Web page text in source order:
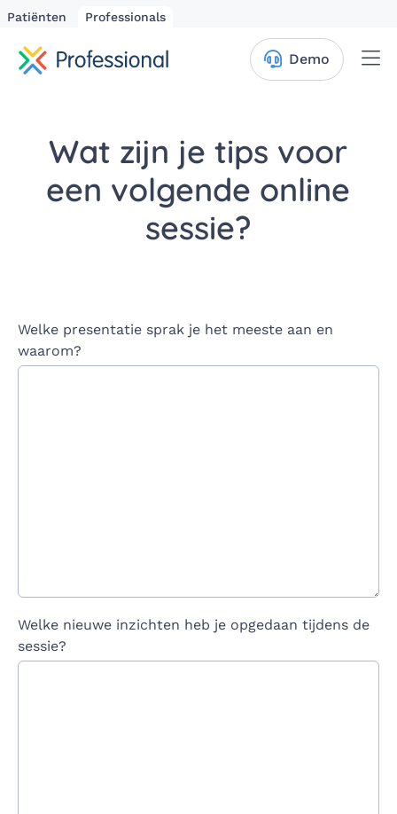
Patiënten Professionals
Demo
Wat zijn je tips voor
een volgende online
sessie?
Welke presentatie sprak je het meeste aan en
waarom?
Welke nieuwe inzichten heb je opgedaan tijdens de
sessie?